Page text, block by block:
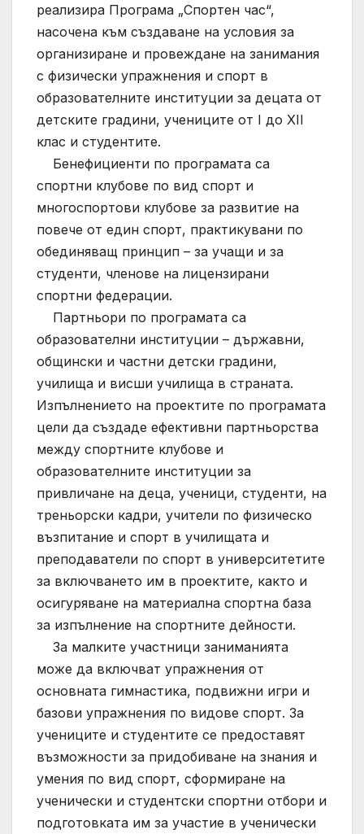
реализира Програма „Спортен час“,
насочена към създаване на условия за
организиране и провеждане на занимания
с физически упражнения и спорт в
образователните институции за децата от
детските градини, учениците от I до XII
клас и студентите.
Бенефициенти по програмата са
спортни клубове по вид спорт и
многоспортови клубове за развитие на
повече от един спорт, практикувани по
обединяващ принцип – за учащи и за
студенти, членове на лицензирани
спортни федерации.
Партньори по програмата са
образователни институции – държавни,
общински и частни детски градини,
училища и висши училища в страната.
Изпълнението на проектите по програмата
цели да създаде ефективни партньорства
между спортните клубове и
образователните институции за
привличане на деца, ученици, студенти, на
треньорски кадри, учители по физическо
възпитание и спорт в училищата и
преподаватели по спорт в университетите
за включването им в проектите, както и
осигуряване на материална спортна база
за изпълнение на спортните дейности.
За малките участници заниманията
може да включват упражнения от
основната гимнастика, подвижни игри и
базови упражнения по видове спорт. За
учениците и студентите се предоставят
възможности за придобиване на знания и
умения по вид спорт, сформиране на
ученически и студентски спортни отбори и
подготовката им за участие в ученически